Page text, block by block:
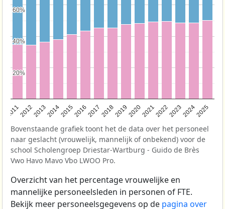
201120122013201420152016201720182019202020212022202320242025
20%
20%
40%
40%
60%
60%
Bovenstaande grafiek toont het de data over het personeel
naar geslacht (vrouwelijk, mannelijk of onbekend) voor de
school Scholengroep Driestar-Wartburg - Guido de Brès
Vwo Havo Mavo Vbo LWOO Pro.
Overzicht van het percentage vrouwelijke en
mannelijke personeelsleden in personen of FTE.
Bekijk meer personeelsgegevens op de pagina over